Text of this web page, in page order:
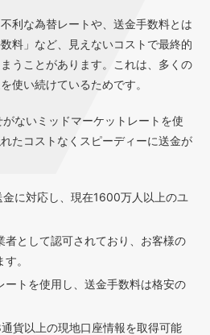
利な為替レートや、送金手数料とは
料」など、見えないコストで最終的
うことがあります。これは、多くの
使い続けているためです。
ないミッドマーケットレートを使
たコストなくスピーディーに送金が
に対応し、現在1600万人以上のユ
者として認可されており、お客様の
。
ートを使用し、送金手数料は格安の
貨以上の現地口座情報を取得可能